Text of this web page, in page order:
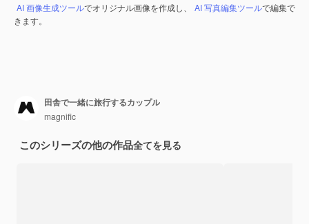
AI 画像生成ツールでオリジナル画像を作成し、 AI 写真編集ツールで編集で
きます。
田舎で一緒に旅行するカップル
magnific
このシリーズの他の作品全てを見る